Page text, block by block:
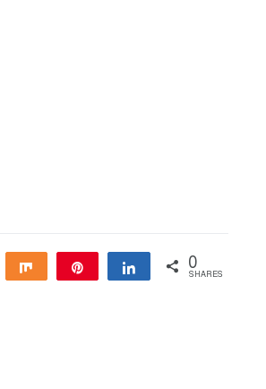
Tweet Share Share 0
SHARES